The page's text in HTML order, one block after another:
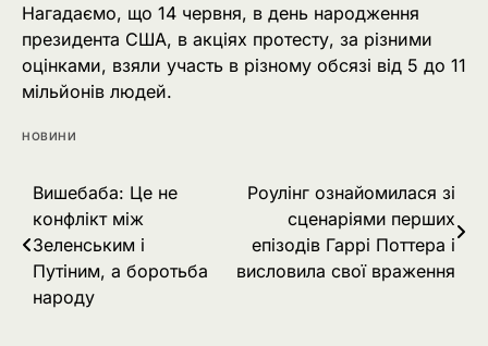
Нагадаємо, що 14 червня, в день народження
президента США, в акціях протесту, за різними
оцінками, взяли участь в різному обсязі від 5 до 11
мільйонів людей.
НОВИНИ
Навігація
записів
Вишебаба: Це не
конфлікт між
Зеленським і
Путіним, а боротьба
народу
Роулінг ознайомилася зі
сценаріями перших
епізодів Гаррі Поттера і
висловила свої враження